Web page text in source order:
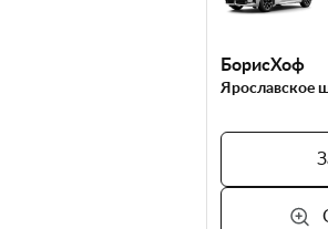
БорисХоф
Ярославское